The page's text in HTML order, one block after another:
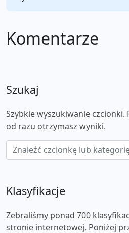
Komentarze
Szukaj
Szybkie wyszukiwanie
od razu otrzymasz wyniki.
Klasyfikacje
Zebraliśmy ponad 700
stronie internetowej. Poniżej